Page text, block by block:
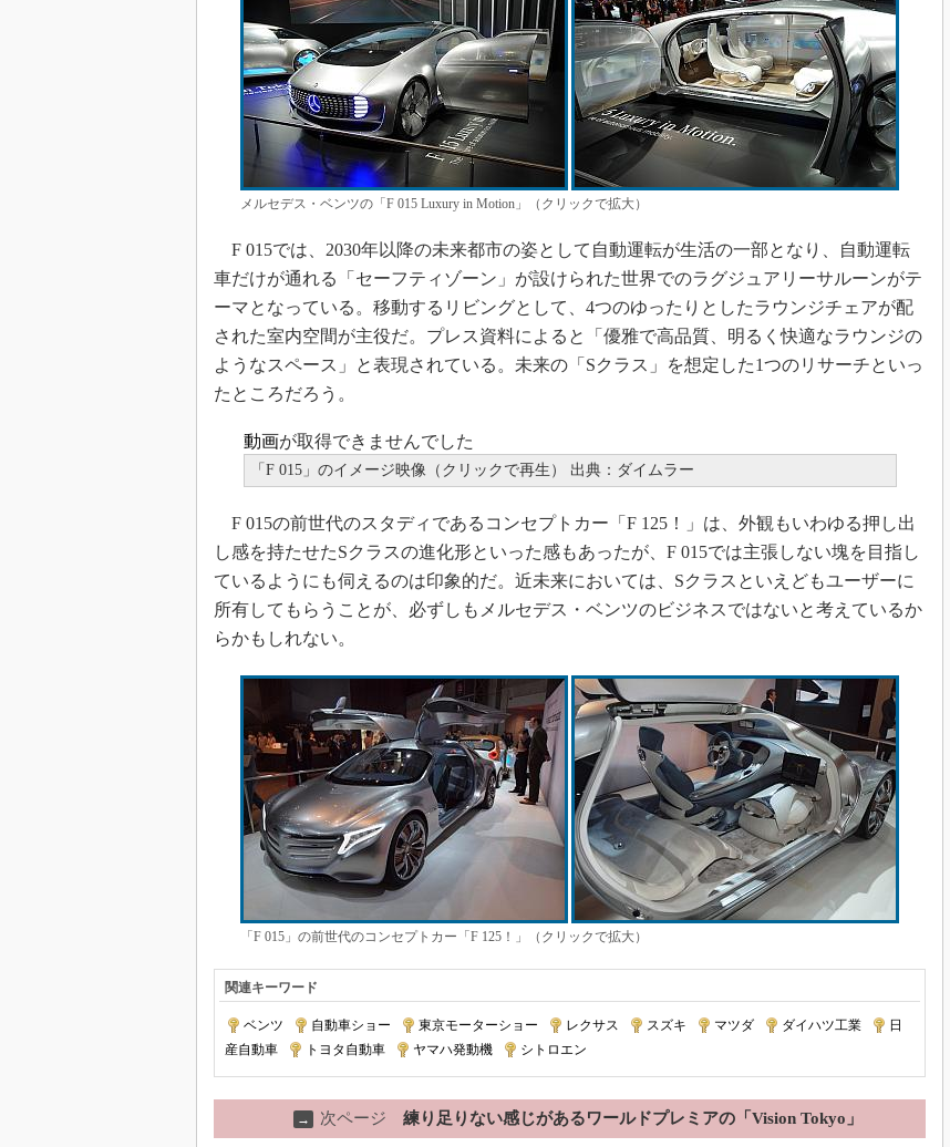
メルセデス・ベンツの「F 015 Luxury in Motion」（クリックで拡大）
F 015では、2030年以降の未来都市の姿として自動運転が生活の一部となり、自動運転
車だけが通れる「セーフティゾーン」が設けられた世界でのラグジュアリーサルーンがテ
ーマとなっている。移動するリビングとして、4つのゆったりとしたラウンジチェアが配
された室内空間が主役だ。プレス資料によると「優雅で高品質、明るく快適なラウンジの
ようなスペース」と表現されている。未来の「Sクラス」を想定した1つのリサーチといっ
たところだろう。
動画が取得できませんでした
「F 015」のイメージ映像（クリックで再生） 出典：ダイムラー
F 015の前世代のスタディであるコンセプトカー「F 125！」は、外観もいわゆる押し出
し感を持たせたSクラスの進化形といった感もあったが、F 015では主張しない塊を目指し
ているようにも伺えるのは印象的だ。近未来においては、Sクラスといえどもユーザーに
所有してもらうことが、必ずしもメルセデス・ベンツのビジネスではないと考えているか
らかもしれない。
「F 015」の前世代のコンセプトカー「F 125！」（クリックで拡大）
関連キーワード
ベンツ 自動車ショー 東京モーターショー レクサス スズキ マツダ ダイハツ工業
日
産自動車
トヨタ自動車 ヤマハ発動機 シトロエン
→ 次ページ 練り足りない感じがあるワールドプレミアの「Vision Tokyo」